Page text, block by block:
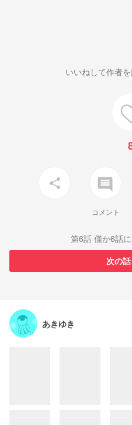
いいねして作者
share insert_comment
コメント
第6話 僅か6話
次の
あきゆき